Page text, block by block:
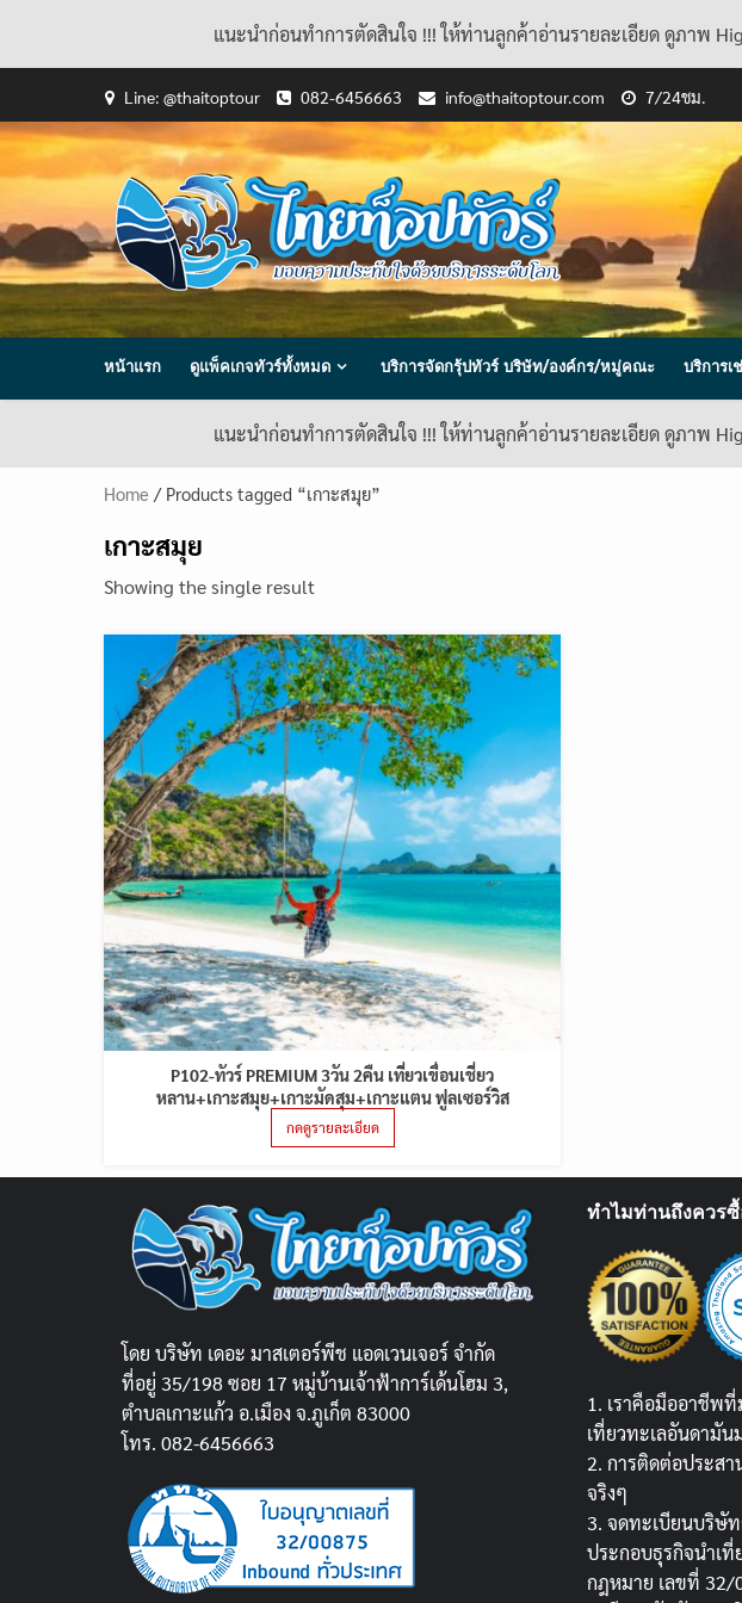
แนะนำก่อนทำการตัดสินใจ !!! ให้ท่านลูกค้าอ่านรายละเอียด ดูภาพ
content
Line: @thaitoptour 082-6456663 info@thaitoptour.com 7/24ชม.
หน้าแรก ดูแพ็คเกจทัวร์ทั้งหมด บริการจัดกรุ้ปทัวร์ บริษัท/องค์กร/หมู่คณะ บริการเ
แนะนำก่อนทำการตัดสินใจ !!! ให้ท่านลูกค้าอ่านรายละเอียด ดูภาพ
Home / Products tagged “เกาะสมุย”
เกาะสมุย
Showing the single result
P102-ทัวร์ PREMIUM 3วัน 2คืน เที่ยวเขื่อนเชี่ยว
หลาน+เกาะสมุย+เกาะมัดสุม+เกาะแตน ฟูลเซอร์วิส
กดดูรายละเอียด
โดย บริษัท เดอะ มาสเตอร์พีช แอดเวนเจอร์ จำกัด
ที่อยู่ 35/198 ซอย 17 หมู่บ้านเจ้าฟ้าการ์เด้นโฮม 3,
ตำบลเกาะแก้ว อ.เมือง จ.ภูเก็ต 83000
โทร. 082-6456663
ทำไมท่านถึงควรซื้
1. เราคือมืออาชีพ
เที่ยวทะเลอันดามัน
2. การติดต่อประสา
จริงๆ
3. จดทะเบียนบริษั
ประกอบธุรกิจนำเที่
กฎหมาย เลขที่ 32/